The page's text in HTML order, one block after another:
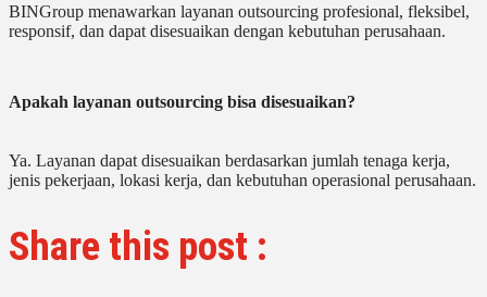
BINGroup menawarkan layanan outsourcing profesional, fleksibel,
responsif, dan dapat disesuaikan dengan kebutuhan perusahaan.
Apakah layanan outsourcing bisa disesuaikan?
Ya. Layanan dapat disesuaikan berdasarkan jumlah tenaga kerja,
jenis pekerjaan, lokasi kerja, dan kebutuhan operasional perusahaan.
Share this post :